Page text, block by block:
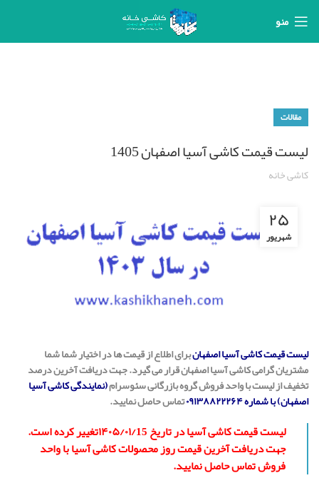
منو
مقالات
لیست قیمت کاشی آسیا اصفهان 1405
کاشی خانه
۲۵
شهریور
لیست قیمت کاشی آسیا اصفهانبرای اطلاع از قیمت ها در اختیار شما شما
مشتریان گرامی کاشی آسیا اصفهان قرار می گیرد. جهت دریافت آخرین درصد
تخفیف از لیست با واحد فروش گروه بازرگانی سئوسرام(نمایندگی کاشی آسیا
اصفهان) با شماره ۰۹۱۳۸۸۲۲۲۶۴ تماس حاصل نمایید.
لیست قیمت کاشی آسیا در تاریخ ۱۴۰۵/۰۱/15تغییر کرده است.
جهت دریافت آخرین قیمت روز محصولات کاشی آسیا با واحد
فروش تماس حاصل نمایید.